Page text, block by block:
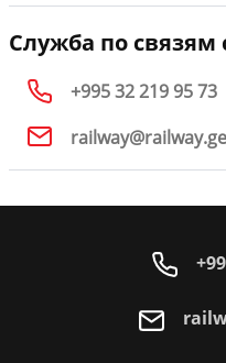
Служба по связям
+995 32 219 95 73
railway@railway.ge